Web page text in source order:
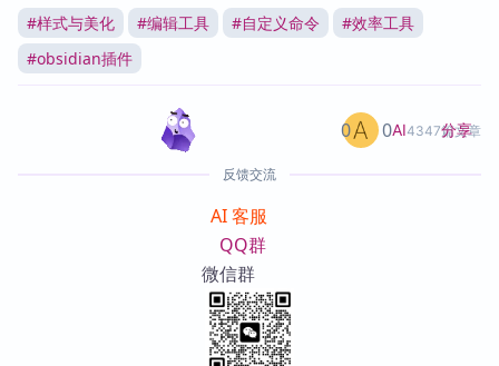
#样式与美化 #编辑工具 #自定义命令 #效率工具
#obsidian插件
AI4347篇文章
0 0 分享
反馈交流
AI 客服
QQ群
微信群